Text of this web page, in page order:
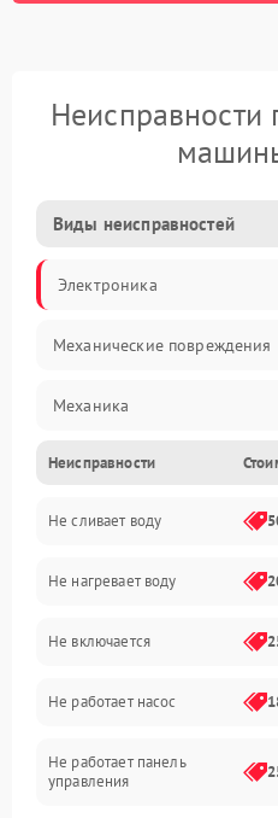
Виды неисправностей
Электроника
Механические повреждения
Механика
Управление
Электропитание
Датчики
Нагрев
Вода
Гигиена
Неисправности
Не сливает воду
Не нагревает воду
Не включается
Не работает насос
Не работает панель
управления